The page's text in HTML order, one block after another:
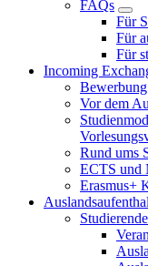
FAQs
Für
Für
Für
Incoming
Bewerbung
Vor dem
Rund ums
ECTS und
Erasmus+
Studierende